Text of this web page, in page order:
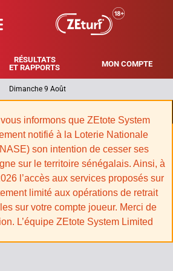
RÉSULTATS
ET RAPPORTS
MON COMPTE
Dimanche 9 Août
informons que ZEtote System
notifié à la Loterie Nationale
son intention de cesser ses
sur le territoire sénégalais. Ainsi, à
l’accès aux services proposés sur
limité aux opérations de retrait
sur votre compte joueur. Merci de
L’équipe ZEtote System Limited